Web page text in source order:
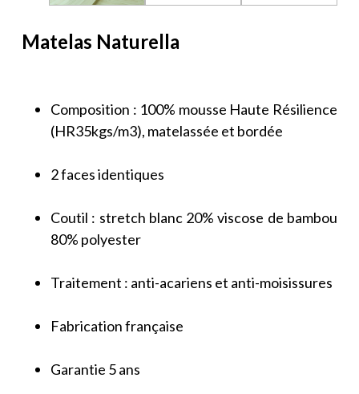
Matelas Naturella
Composition : 100% mousse Haute Résilience
(HR35kgs/m3), matelassée et bordée
2 faces identiques
Coutil : stretch blanc 20% viscose de bambou
80% polyester
Traitement : anti-acariens et anti-moisissures
Fabrication française
Garantie 5 ans